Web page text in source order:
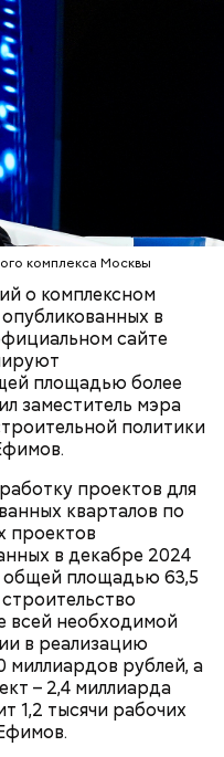
комплекса Москвы
о комплексном
в
сайте
площадью более
заместитель мэра
политики
проектов для
кварталов по
проектов
в декабре 2024
общей площадью 63,5
всей необходимой
в реализацию
миллиардов рублей, а
– 2,4 миллиарда
1,2 тысячи рабочих
через:
лужа»:
— о новой
«Мастера и
переулок
Мастер
мимоз в
10, где было
«Накануне», работал
дом упоминается в
не для всех: чем
экранизация
и Маргариты»